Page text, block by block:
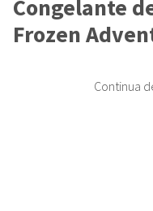
Congelante
Frozen
Continua